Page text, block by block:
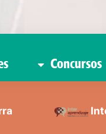
Concursos